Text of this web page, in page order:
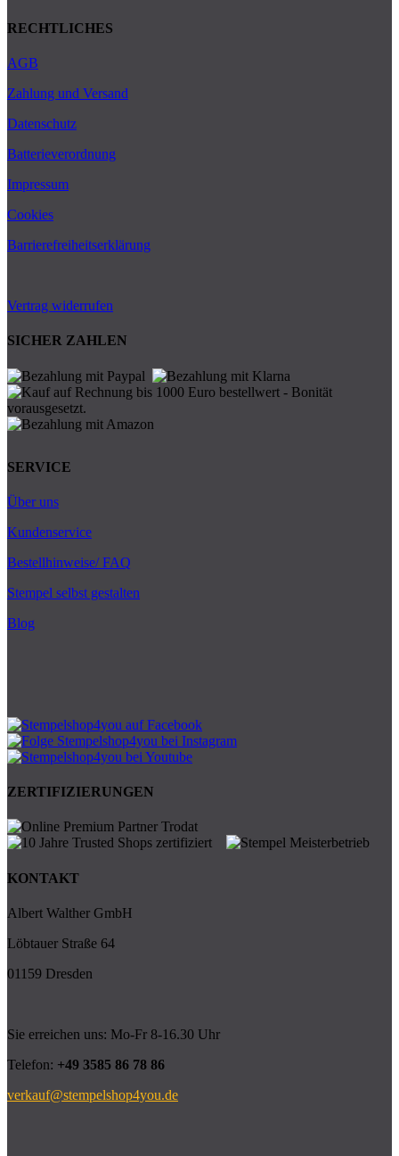
RECHTLICHES
AGB
Zahlung und Versand
Datenschutz
Batterieverordnung
Impressum
Cookies
Barrierefreiheitserklärung
Vertrag widerrufen
SICHER ZAHLEN
SERVICE
Über uns
Kundenservice
Bestellhinweise/ FAQ
Stempel selbst gestalten
Blog
ZERTIFIZIERUNGEN
KONTAKT
Albert Walther GmbH
Löbtauer Straße 64
01159 Dresden
Sie erreichen uns: Mo-Fr 8-16.30 Uhr
Telefon: +49 3585 86 78 86
verkauf@stempelshop4you.de